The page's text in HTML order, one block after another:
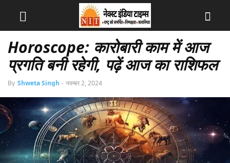
Horoscope: कारोबारी काम में आज
प्रगति बनी रहेगी, पढ़ें आज का राशिफल
By Shweta Singh - नवम्बर 2, 2024